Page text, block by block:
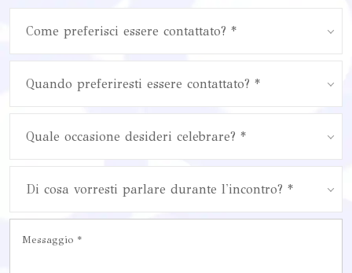
Come preferisci essere contattato? *
Quando preferiresti essere contattato? *
Quale occasione desideri celebrare? *
Di cosa vorresti parlare durante l'incontro? *